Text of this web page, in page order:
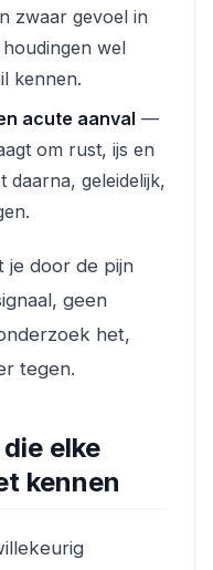
zwaar gevoel in
wel
kennen.
acute aanval —
om rust, ijs en
daarna, geleidelijk,
je door de pijn
geen
het,
tegen.
elke
kennen